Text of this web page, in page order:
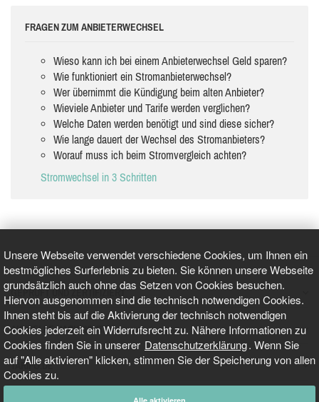
Unsere Webseite verwendet verschiedene Cookies, um Ihnen ein
bestmögliches Surferlebnis zu bieten. Sie können unsere Webseite
grundsätzlich auch ohne das Setzen von Cookies besuchen.
Hiervon ausgenommen sind die technisch notwendigen Cookies.
Ihnen steht bis auf die Aktivierung der technisch notwendigen
Cookies jederzeit ein Widerrufsrecht zu. Nähere Informationen zu
Cookies finden Sie in unserer Datenschutzerklärung. Wenn Sie
auf "Alle aktivieren" klicken, stimmen Sie der Speicherung von allen
Cookies zu.
Alle aktivieren
FRAGEN ZUM ANBIETERWECHSEL
Wieso kann ich bei einem Anbieterwechsel Geld sparen?
Wie funktioniert ein Stromanbieterwechsel?
Wer übernimmt die Kündigung beim alten Anbieter?
Wieviele Anbieter und Tarife werden verglichen?
Welche Daten werden benötigt und sind diese sicher?
Wie lange dauert der Wechsel des Stromanbieters?
Worauf muss ich beim Stromvergleich achten?
Stromwechsel in 3 Schritten
GEPRÜFT UND ZERTIFIZIERT
AKTUELLE NACHRICHTEN
TARIFO.DE